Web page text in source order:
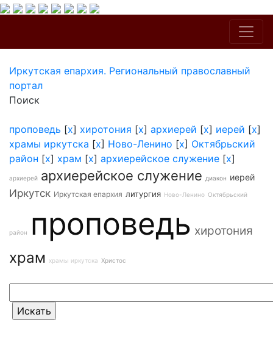
Иркутская епархия. Региональный православный
портал
Поиск
проповедь [x] хиротония [x] архиерей [x] иерей [x]
храмы иркутска [x] Ново-Ленино [x] Октябрьский
район [x] храм [x] архиерейское служение [x]
архиерей архиерейское служение диакон иерей
Иркутск Иркутская епархия литургия Ново-Ленино Октябрьский
район проповедь хиротония
храм храмы иркутска Христос